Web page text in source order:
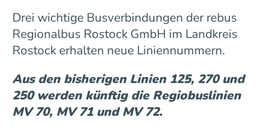
Drei wichtige Busverbindungen der rebus
Regionalbus Rostock GmbH im Landkreis
Rostock erhalten neue Liniennummern.
Aus den bisherigen Linien 125, 270 und
250 werden künftig die Regiobuslinien
MV 70, MV 71 und MV 72.